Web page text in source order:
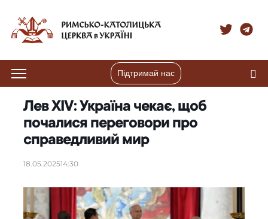
Підтримай нас
Лев XIV: Україна чекає, щоб
почалися переговори про
справедливий мир
18.05.202514:30